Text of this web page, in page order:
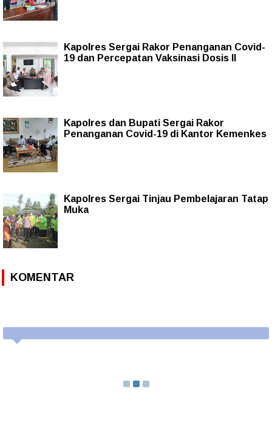
Kapolres Sergai Rakor Penanganan Covid-
19 dan Percepatan Vaksinasi Dosis II
Kapolres dan Bupati Sergai Rakor
Penanganan Covid-19 di Kantor Kemenkes
Kapolres Sergai Tinjau Pembelajaran Tatap
Muka
KOMENTAR